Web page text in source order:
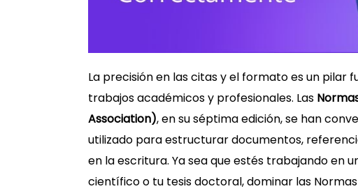
La precisión en las citas y el formato es un pilar
trabajos académicos y profesionales. Las
Association), en su séptima edición, se han
utilizado para estructurar documentos,
en la escritura. Ya sea que estés trabajando en
científico o tu tesis doctoral, dominar las